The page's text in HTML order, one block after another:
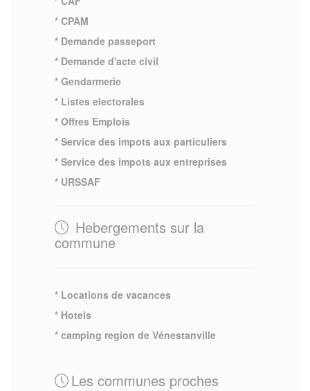
* CPAM
* Demande passeport
* Demande d'acte civil
* Gendarmerie
* Listes electorales
* Offres Emplois
* Service des impots aux particuliers
* Service des impots aux entreprises
* URSSAF
Hebergements sur la
commune
* Locations de vacances
* Hotels
* camping region de Vénestanville
Les communes proches